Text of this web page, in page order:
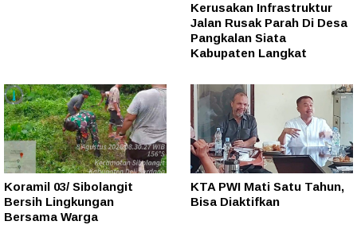
Kerusakan Infrastruktur
Jalan Rusak Parah Di Desa
Pangkalan Siata
Kabupaten Langkat
Koramil 03/ Sibolangit
Bersih Lingkungan
Bersama Warga
KTA PWI Mati Satu Tahun,
Bisa Diaktifkan